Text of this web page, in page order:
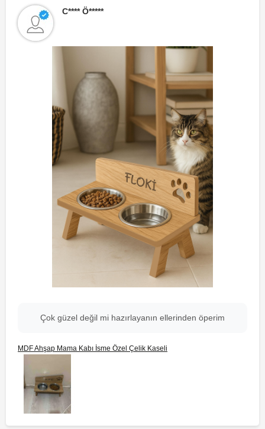
C**** Ö*****
Çok güzel değil mi hazırlayanın ellerinden öperim
MDF Ahşap Mama Kabı İsme Özel Çelik Kaseli